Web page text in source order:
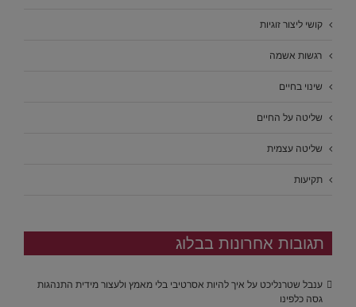
קושי ליצור זוגיות
רגשות אשמה
שינוי בחיים
שליטה על החיים
שליטה עצמית
תקיעות
תגובות אחרונות בבלוג
ענבל שטרנליכט על איך להיות אסרטיבי בלי מאמץ ולעצור מידית התנהגות
גסה כלפינו